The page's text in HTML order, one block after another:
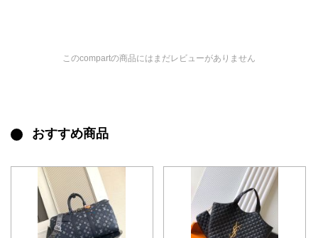
このcompartの商品にはまだレビューがありません
おすすめ商品